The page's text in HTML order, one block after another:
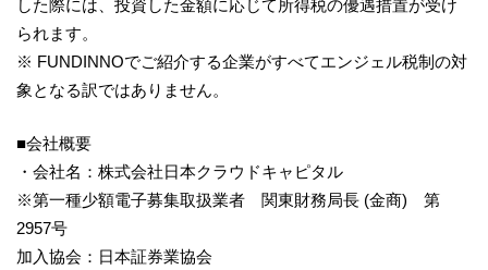
した際には、投資した金額に応じて所得税の優遇措置が受け
られます。
※ FUNDINNOでご紹介する企業がすべてエンジェル税制の対
象となる訳ではありません。
■会社概要
・会社名：株式会社日本クラウドキャピタル
※第一種少額電子募集取扱業者 関東財務局長 (金商) 第
2957号
加入協会：日本証券業協会